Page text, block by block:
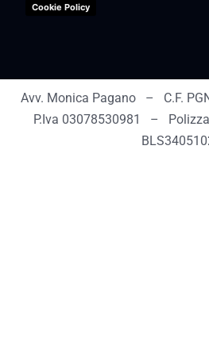
Cookie Policy
Avv. Monica Pagano – C.F.
P.Iva 03078530981 –